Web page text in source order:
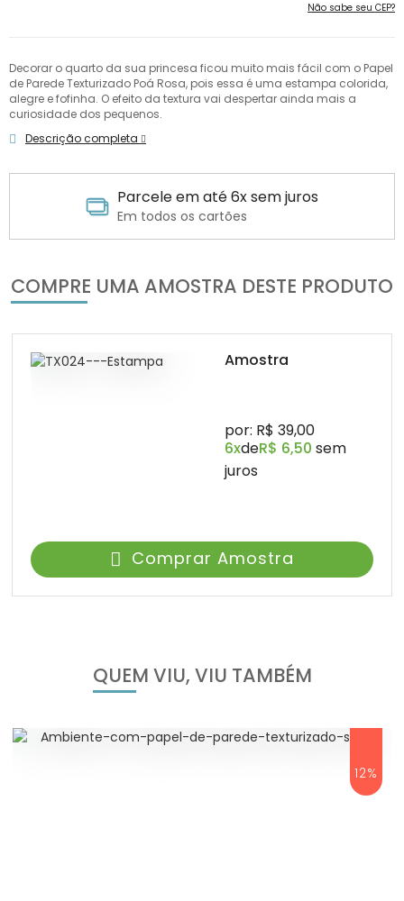
Não sabe seu CEP?
Decorar o quarto da sua princesa ficou muito mais fácil com o Papel
de Parede Texturizado Poá Rosa, pois essa é uma estampa colorida,
alegre e fofinha. O efeito da textura vai despertar ainda mais a
curiosidade dos pequenos.
Descrição completa
Parcele em até 6x sem juros
Em todos os cartões
COMPRE UMA AMOSTRA DESTE PRODUTO
Amostra
por: R$ 39,00
6xdeR$ 6,50 sem
juros
Comprar Amostra
QUEM VIU, VIU TAMBÉM
12%